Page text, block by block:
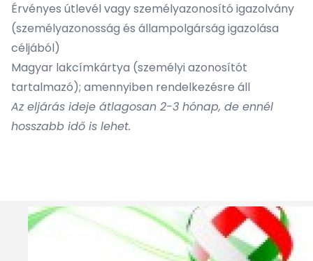
Érvényes útlevél vagy személyazonosító igazolvány
(személyazonosság és állampolgárság igazolása
céljából)
Magyar lakcímkártya (személyi azonosítót
tartalmazó); amennyiben rendelkezésre áll
Az eljárás ideje átlagosan 2-3 hónap, de ennél
hosszabb idő is lehet.